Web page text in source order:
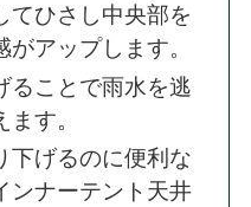
てひさし中央部を
がアップします。
ることで雨水を逃
す。
下げるのに便利な
ンナーテント天井